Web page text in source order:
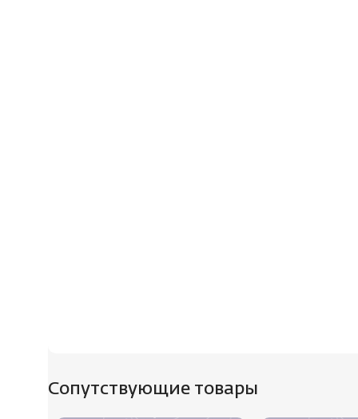
Сопутствующие товары